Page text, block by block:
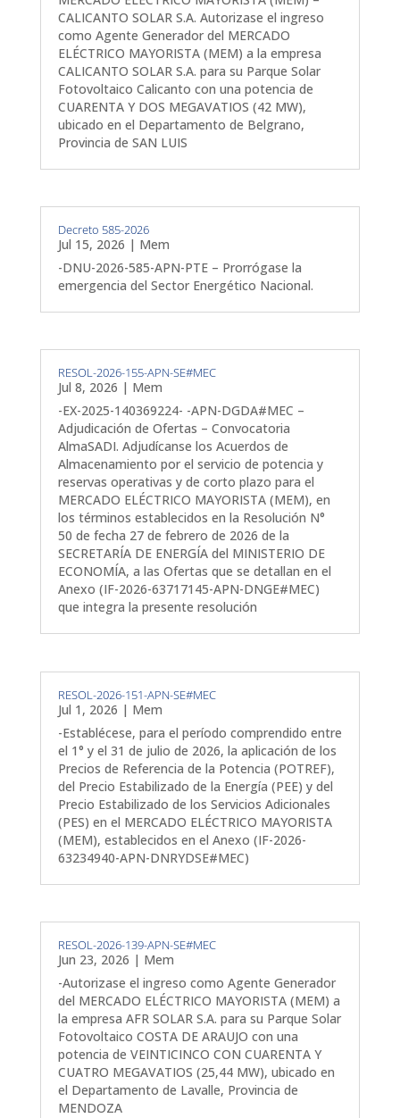
CALICANTO SOLAR S.A. Autorizase el ingreso
como Agente Generador del MERCADO
ELÉCTRICO MAYORISTA (MEM) a la empresa
CALICANTO SOLAR S.A. para su Parque Solar
Fotovoltaico Calicanto con una potencia de
CUARENTA Y DOS MEGAVATIOS (42 MW),
ubicado en el Departamento de Belgrano,
Provincia de SAN LUIS
Decreto 585-2026
Jul 15, 2026 | Mem
-DNU-2026-585-APN-PTE – Prorrógase la
emergencia del Sector Energético Nacional.
RESOL-2026-155-APN-SE#MEC
Jul 8, 2026 | Mem
-EX-2025-140369224- -APN-DGDA#MEC –
Adjudicación de Ofertas – Convocatoria
AlmaSADI. Adjudícanse los Acuerdos de
Almacenamiento por el servicio de potencia y
reservas operativas y de corto plazo para el
MERCADO ELÉCTRICO MAYORISTA (MEM), en
los términos establecidos en la Resolución N°
50 de fecha 27 de febrero de 2026 de la
SECRETARÍA DE ENERGÍA del MINISTERIO DE
ECONOMÍA, a las Ofertas que se detallan en el
Anexo (IF-2026-63717145-APN-DNGE#MEC)
que integra la presente resolución
RESOL-2026-151-APN-SE#MEC
Jul 1, 2026 | Mem
-Establécese, para el período comprendido entre
el 1° y el 31 de julio de 2026, la aplicación de los
Precios de Referencia de la Potencia (POTREF),
del Precio Estabilizado de la Energía (PEE) y del
Precio Estabilizado de los Servicios Adicionales
(PES) en el MERCADO ELÉCTRICO MAYORISTA
(MEM), establecidos en el Anexo (IF-2026-
63234940-APN-DNRYDSE#MEC)
RESOL-2026-139-APN-SE#MEC
Jun 23, 2026 | Mem
-Autorizase el ingreso como Agente Generador
del MERCADO ELÉCTRICO MAYORISTA (MEM) a
la empresa AFR SOLAR S.A. para su Parque Solar
Fotovoltaico COSTA DE ARAUJO con una
potencia de VEINTICINCO CON CUARENTA Y
CUATRO MEGAVATIOS (25,44 MW), ubicado en
el Departamento de Lavalle, Provincia de
MENDOZA